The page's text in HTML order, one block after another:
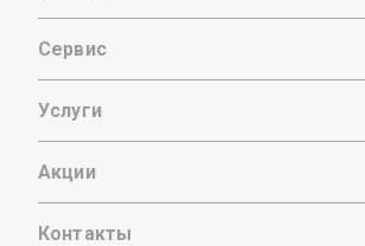
Сервис
Услуги
Акции
Контакты